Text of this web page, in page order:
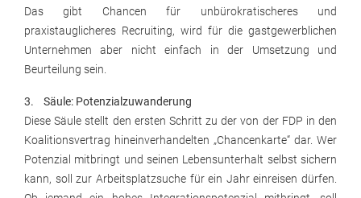
Das gibt Chancen für unbürokratischeres und
praxistauglicheres Recruiting, wird für die gastgewerblichen
Unternehmen aber nicht einfach in der Umsetzung und
Beurteilung sein.
3. Säule: Potenzialzuwanderung
Diese Säule stellt den ersten Schritt zu der von der FDP in den
Koalitionsvertrag hineinverhandelten „Chancenkarte“ dar. Wer
Potenzial mitbringt und seinen Lebensunterhalt selbst sichern
kann, soll zur Arbeitsplatzsuche für ein Jahr einreisen dürfen.